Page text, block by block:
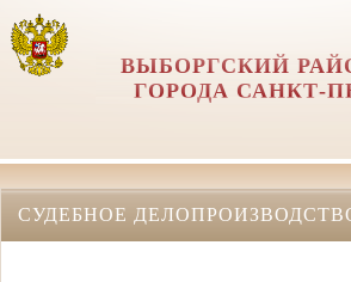
ВЫБОРГСКИЙ
ГОРОДА САНКТ-
СУДЕБНОЕ